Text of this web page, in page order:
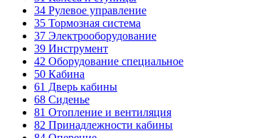
34 Рулевое управление
35 Тормозная система
37 Электрооборудование
39 Инструмент
42 Оборудование специальное
50 Кабина
61 Дверь кабины
68 Сиденье
81 Отопление и вентиляция
82 Принадлежности кабины